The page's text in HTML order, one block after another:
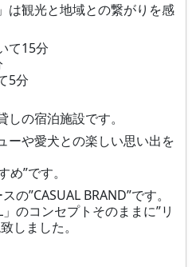
は観光と地域との繋がりを感
て15分
5分
の宿泊施設です。
ーや愛犬との楽しい思い出を
め”です。
の”CASUAL BRAND”です。
のコンセプトそのままに”リ
しました。